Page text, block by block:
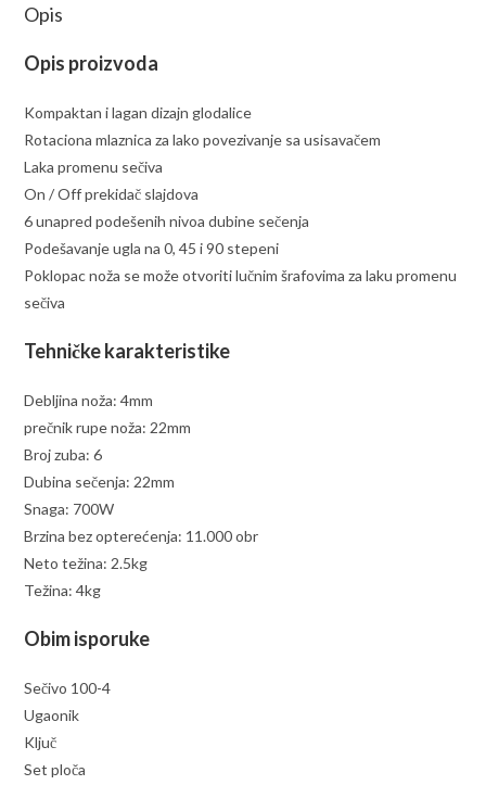
Opis
Opis proizvoda
Kompaktan i lagan dizajn glodalice
Rotaciona mlaznica za lako povezivanje sa usisavačem
Laka promenu sečiva
On / Off prekidač slajdova
6 unapred podešenih nivoa dubine sečenja
Podešavanje ugla na 0, 45 i 90 stepeni
Poklopac noža se može otvoriti lučnim šrafovima za laku promenu
sečiva
Tehničke karakteristike
Debljina noža: 4mm
prečnik rupe noža: 22mm
Broj zuba: 6
Dubina sečenja: 22mm
Snaga: 700W
Brzina bez opterećenja: 11.000 obr
Neto težina: 2.5kg
Težina: 4kg
Obim isporuke
Sečivo 100-4
Ugaonik
Ključ
Set ploča